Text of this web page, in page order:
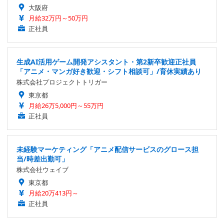
大阪府
月給32万円～50万円
正社員
生成AI活用ゲーム開発アシスタント・第2新卒歓迎正社員
「アニメ・マンガ好き歓迎・シフト相談可」/育休実績あり
株式会社プロジェクトトリガー
東京都
月給26万5,000円～55万円
正社員
未経験マーケティング「アニメ配信サービスのグロース担
当/時差出勤可」
株式会社ウェイブ
東京都
月給20万413円～
正社員